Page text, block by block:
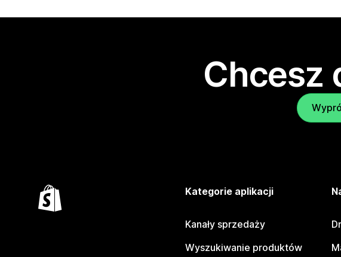
Chcesz
Kategorie aplikacji
Kanały sprzedaży
Wyszukiwanie produktów